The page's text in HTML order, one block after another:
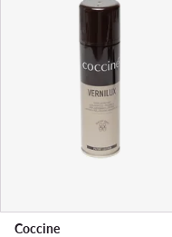
Coccine